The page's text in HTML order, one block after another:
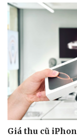
Thông tin doanh
Doanh nghiệp 24h
Doanh nhân
Vì cộng đồng
Giá thu cũ